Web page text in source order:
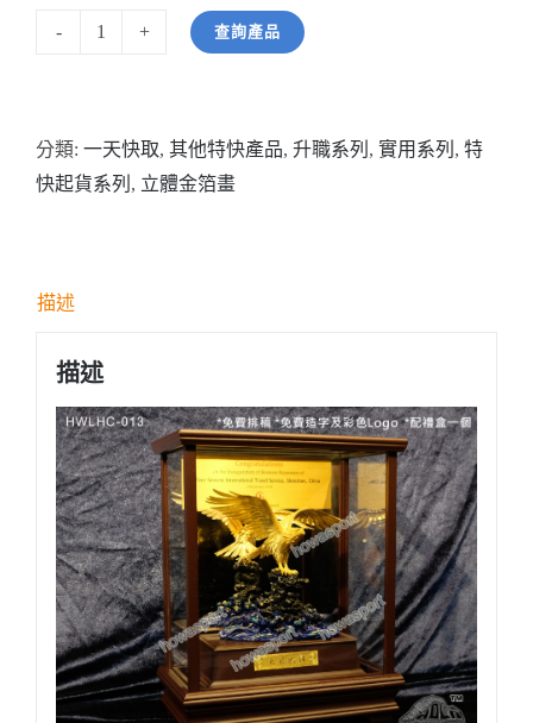
013
"大
鷹
枱
金
箔
擺
設
數
量
查詢產品
分類: 一天快取, 其他特快產品, 升職系列 , 實用系列 , 特
快起貨系列 , 立體金箔畫
描述
描述